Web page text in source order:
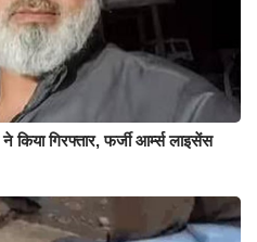
गिरफ्तार, फर्जी आर्म्स लाइसेंस